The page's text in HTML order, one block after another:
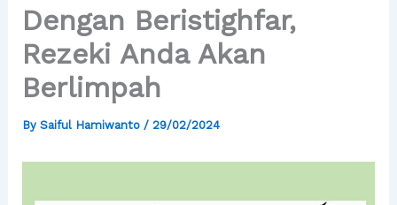
Dengan Beristighfar,
Rezeki Anda Akan
Berlimpah
By Saiful Hamiwanto / 29/02/2024